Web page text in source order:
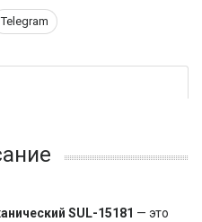
Telegram
SUL-15181 — это